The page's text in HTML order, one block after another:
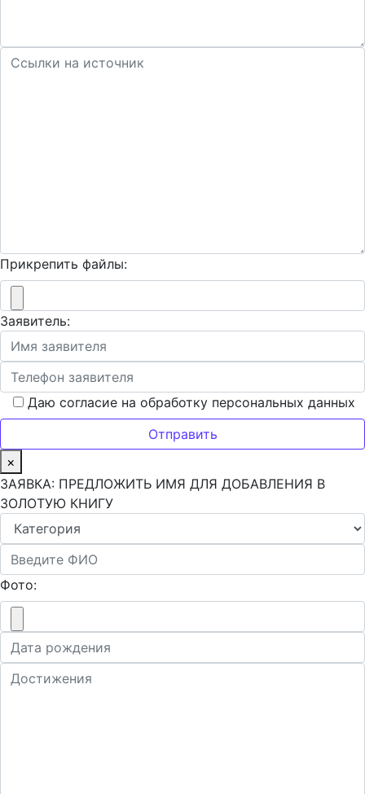
Прикрепить файлы:
Заявитель:
Даю согласие на обработку персональных данных
×
ЗАЯВКА: ПРЕДЛОЖИТЬ ИМЯ ДЛЯ ДОБАВЛЕНИЯ В
ЗОЛОТУЮ КНИГУ
Фото: